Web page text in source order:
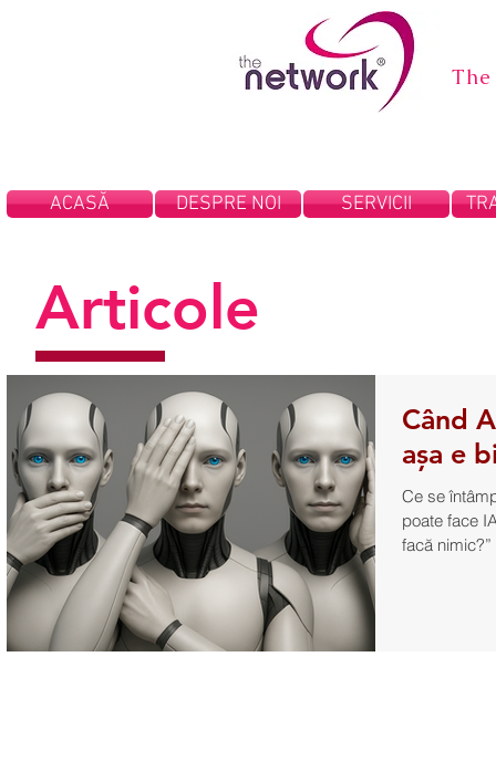
ACASĂ DESPRE NOI SERVICII
Articole
Când
așa e
Ce se
poate face
facă